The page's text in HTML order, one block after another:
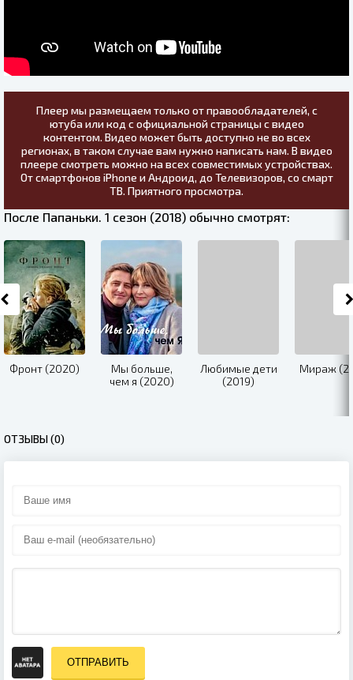
Плеер мы размещаем только от правообладателей, с
ютуба или код с официальной страницы с видео
контентом. Видео может быть доступно не во всех
регионах, в таком случае вам нужно написать нам. В видео
плеере смотреть можно на всех совместимых устройствах.
От смартфонов iPhone и Андроид, до Телевизоров, со смарт
ТВ. Приятного просмотра.
После Папаньки. 1 сезон (2018) обычно смотрят:
Фронт (2020)
Мы больше,
чем я (2020)
Любимые дети
(2019)
Мираж
ОТЗЫВЫ (0)
ОТПРАВИТЬ